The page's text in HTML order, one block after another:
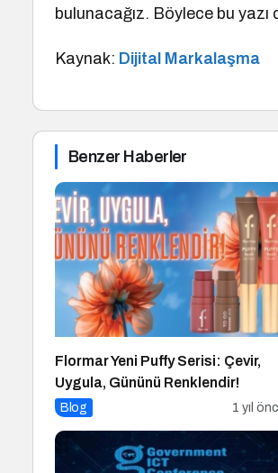
bulunacağız. Böylece bu
Kaynak: Dijital Markalaşma
Benzer Haberler
Flormar Yeni Puffy Serisi: Çevir,
Uygula, Gününü Renklendir!
Blog 1 yıl